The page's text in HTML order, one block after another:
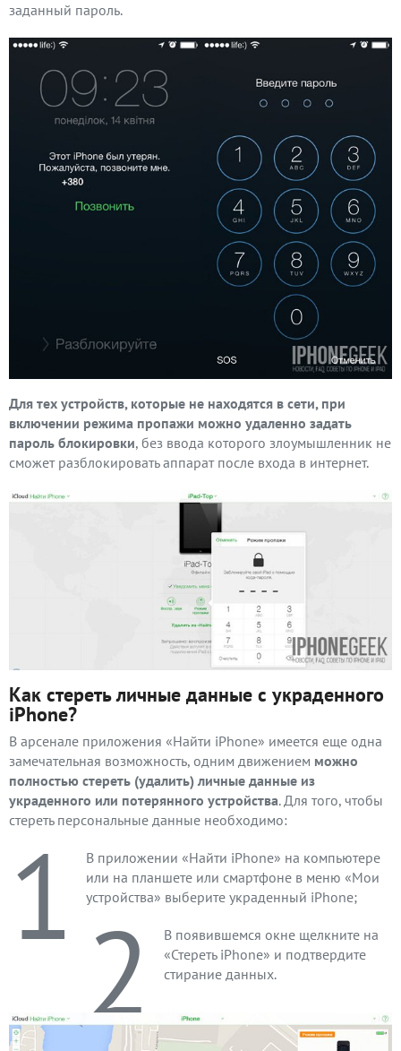
заданный пароль.
Для тех устройств, которые не находятся в сети, при
включении режима пропажи можно удаленно задать
пароль блокировки, без ввода которого злоумышленник не
сможет разблокировать аппарат после входа в интернет.
Как стереть личные данные с украденного
iPhone?
В арсенале приложения «Найти iPhone» имеется еще одна
замечательная возможность, одним движением можно
полностью стереть (удалить) личные данные из
украденного или потерянного устройства. Для того, чтобы
стереть персональные данные необходимо:
1
В приложении «Найти iPhone» на компьютере
или на планшете или смартфоне в меню «Мои
устройства» выберите украденный iPhone;
2
В появившемся окне щелкните на
«Стереть iPhone» и подтвердите
стирание данных.